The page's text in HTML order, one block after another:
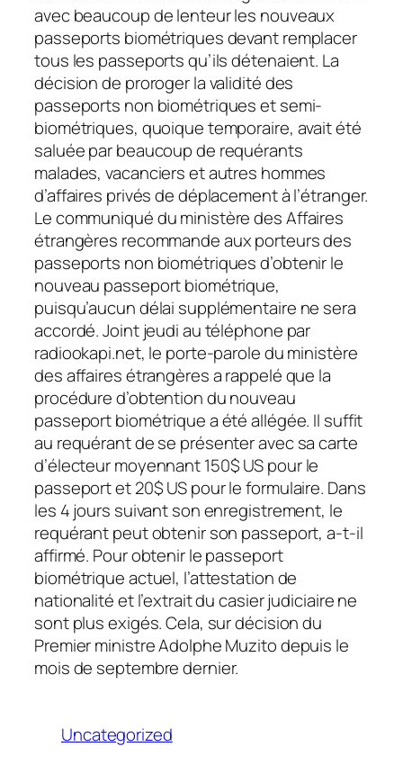
avec beaucoup de lenteur les nouveaux
passeports biométriques devant remplacer
tous les passeports qu’ils détenaient. La
décision de proroger la validité des
passeports non biométriques et semi-
biométriques, quoique temporaire, avait été
saluée par beaucoup de requérants
malades, vacanciers et autres hommes
d’affaires privés de déplacement à l’étranger.
Le communiqué du ministère des Affaires
étrangères recommande aux porteurs des
passeports non biométriques d’obtenir le
nouveau passeport biométrique,
puisqu’aucun délai supplémentaire ne sera
accordé. Joint jeudi au téléphone par
radiookapi.net, le porte-parole du ministère
des affaires étrangères a rappelé que la
procédure d’obtention du nouveau
passeport biométrique a été allégée. Il suffit
au requérant de se présenter avec sa carte
d’électeur moyennant 150$ US pour le
passeport et 20$ US pour le formulaire. Dans
les 4 jours suivant son enregistrement, le
requérant peut obtenir son passeport, a-t-il
affirmé. Pour obtenir le passeport
biométrique actuel, l’attestation de
nationalité et l’extrait du casier judiciaire ne
sont plus exigés. Cela, sur décision du
Premier ministre Adolphe Muzito depuis le
mois de septembre dernier.
Uncategorized